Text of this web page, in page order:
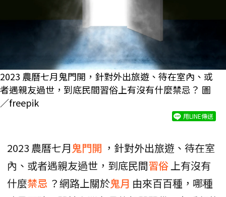
2023 農曆七月鬼門開，針對外出旅遊、待在室內、或
者遇親友過世，到底民間習俗上有沒有什麼禁忌？ 圖
／freepik
用LINE傳送
2023 農曆七月 鬼門開 ，針對外出旅遊、待在室
內、或者遇親友過世，到底民間習俗 上有沒有
什麼禁忌 ？網路上關於鬼月 由來百百種，哪種